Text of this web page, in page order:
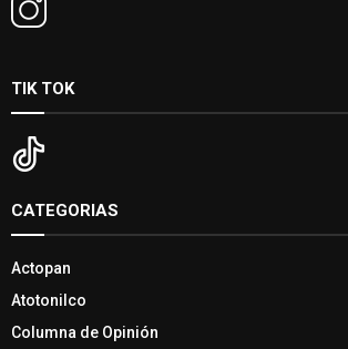
TIK TOK
CATEGORIAS
Actopan
Atotonilco
Columna de Opinión